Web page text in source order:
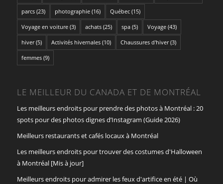
parcs(23) photographie(16) Québec(15)
Voyage en voiture(3) achats(25) spa(5) Voyage(43)
hiver(5) Activités hivernales(10) Chaussures d'hiver(3)
femmes(9)
LE MEILLEUR DU CANADA ET DE MONTRÉAL
Les meilleurs endroits pour prendre des photos à Montréal : 20
spots pour des photos dignes d’Instagram (Guide 2026)
Meilleurs restaurants et cafés locaux à Montréal
Les meilleurs endroits pour trouver des costumes d'Halloween
à Montréal [Mis à jour]
Meilleurs endroits pour admirer les feux d'artifice en été | Où